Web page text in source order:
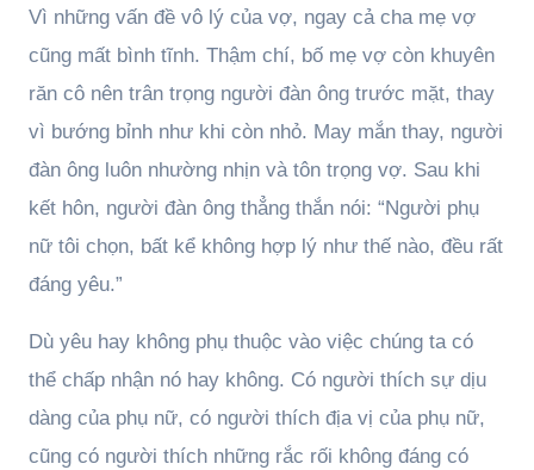
Vì những vấn đề vô lý của vợ, ngay cả cha mẹ vợ
cũng mất bình tĩnh. Thậm chí, bố mẹ vợ còn khuyên
răn cô nên trân trọng người đàn ông trước mặt, thay
vì bướng bỉnh như khi còn nhỏ. May mắn thay, người
đàn ông luôn nhường nhịn và tôn trọng vợ. Sau khi
kết hôn, người đàn ông thẳng thắn nói: “Người phụ
nữ tôi chọn, bất kể không hợp lý như thế nào, đều rất
đáng yêu.”
Dù yêu hay không phụ thuộc vào việc chúng ta có
thể chấp nhận nó hay không. Có người thích sự dịu
dàng của phụ nữ, có người thích địa vị của phụ nữ,
cũng có người thích những rắc rối không đáng có